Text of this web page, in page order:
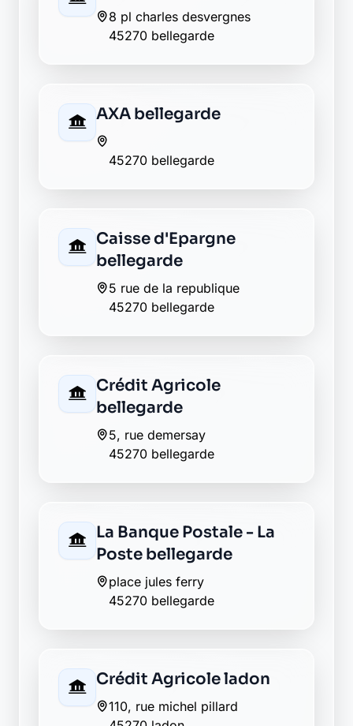
8 pl charles desvergnes
45270 bellegarde
AXA bellegarde
45270 bellegarde
Caisse d'Epargne
bellegarde
5 rue de la republique
45270 bellegarde
Crédit Agricole
bellegarde
5, rue demersay
45270 bellegarde
La Banque Postale - La
Poste bellegarde
place jules ferry
45270 bellegarde
Crédit Agricole ladon
110, rue michel pillard